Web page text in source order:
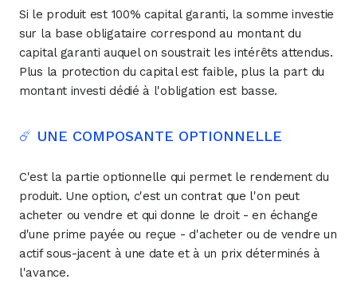
Si le produit est 100% capital garanti, la somme investie
sur la base obligataire correspond au montant du
capital garanti auquel on soustrait les intérêts attendus.
Plus la protection du capital est faible, plus la part du
montant investi dédié à l'obligation est basse.
☄️ UNE COMPOSANTE OPTIONNELLE
C'est la partie optionnelle qui permet le rendement du
produit. Une option, c'est un contrat que l'on peut
acheter ou vendre et qui donne le droit - en échange
d'une prime payée ou reçue - d'acheter ou de vendre un
actif sous-jacent à une date et à un prix déterminés à
l'avance.